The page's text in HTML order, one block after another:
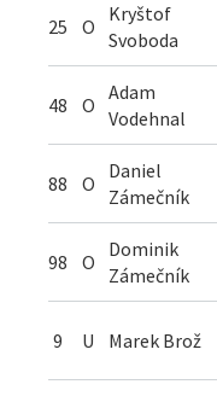
25 O
Kryštof
Svoboda
48 O
Adam
Vodehnal
88 O
Daniel
Zámečník
98 O
Dominik
Zámečník
9 U Marek Brož